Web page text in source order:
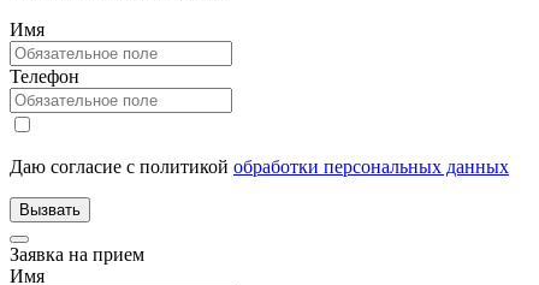
Имя
Телефон
Даю согласие с политикой обработки персональных данных
Заявка на прием
Имя